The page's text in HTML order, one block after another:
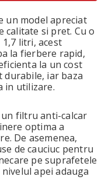
un model apreciat
si pret. Cu o
1,7 litri, acest
la fierbere rapid,
la un cost
durabile, iar baza
in utilizare.
un filtru anti-calcar
optima a
De asemenea,
de cauciuc pentru
pe suprafetele
apei adauga